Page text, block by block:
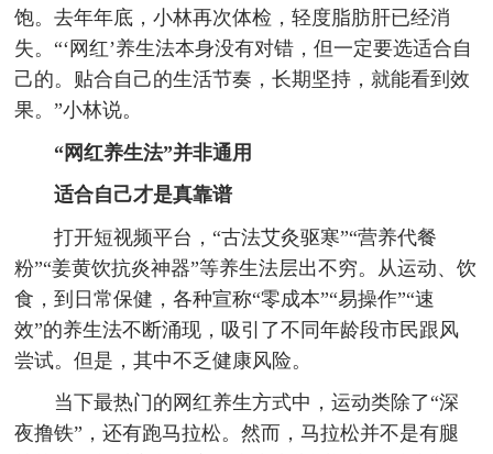
饱。去年年底，小林再次体检，轻度脂肪肝已经消
失。“‘网红’养生法本身没有对错，但一定要选适合自
己的。贴合自己的生活节奏，长期坚持，就能看到效
果。”小林说。
“网红养生法”并非通用
适合自己才是真靠谱
打开短视频平台，“古法艾灸驱寒”“营养代餐
粉”“姜黄饮抗炎神器”等养生法层出不穷。从运动、饮
食，到日常保健，各种宣称“零成本”“易操作”“速
效”的养生法不断涌现，吸引了不同年龄段市民跟风
尝试。但是，其中不乏健康风险。
当下最热门的网红养生方式中，运动类除了“深
夜撸铁”，还有跑马拉松。然而，马拉松并不是有腿